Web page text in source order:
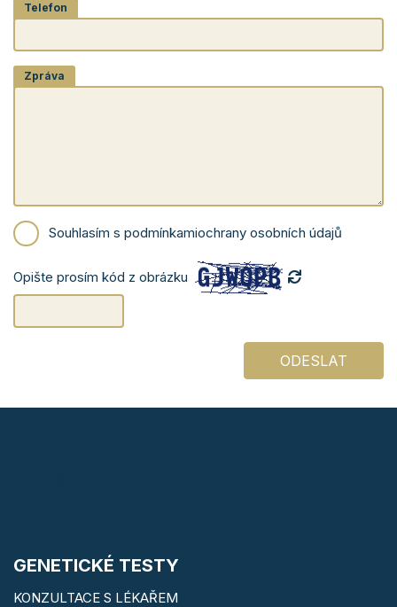
Telefon
Zpráva
Souhlasím s podmínkamiochrany osobních údajů
Opište prosím kód z obrázku
ODESLAT
GENETICKÉ TESTY
KONZULTACE S LÉKAŘEM